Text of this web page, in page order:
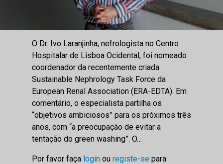
O Dr. Ivo Laranjinha, nefrologista no Centro
Hospitalar de Lisboa Ocidental, foi nomeado
coordenador da recentemente criada
Sustainable Nephrology Task Force da
European Renal Association (ERA-EDTA). Em
comentário, o especialista partilha os
“objetivos ambiciosos” para os próximos três
anos, com “a preocupação de evitar a
tentação do green washing”. O…
Por favor faça login ou registe-se para